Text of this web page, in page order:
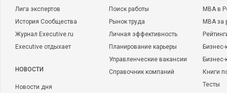
Лига экспертов
История Сообщества
Журнал Executive.ru
Executive отдыхает
НОВОСТИ
Новости дня
Поиск работы
Рынок труда
Личная эффективность
Планирование карьеры
Управленческие вакансии
Справочник компаний
MBA в
MBA
Бизнес-
Книги
Тесты